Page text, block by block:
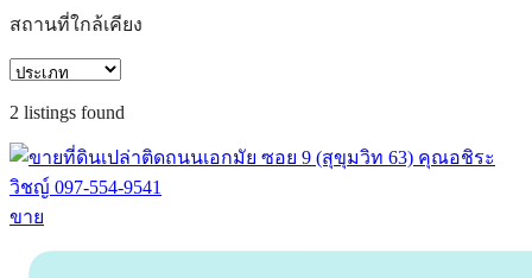
สถานที่ใกล้เคียง
2 listings found
ขาย